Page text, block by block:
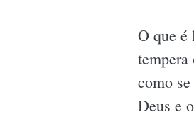
O que é
tempera
como
Deus e